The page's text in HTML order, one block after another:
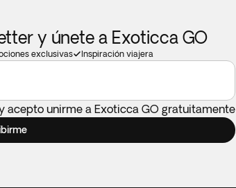
y únete a Exoticca GO
exclusivas Inspiración viajera
acepto unirme a Exoticca GO gratuitamente